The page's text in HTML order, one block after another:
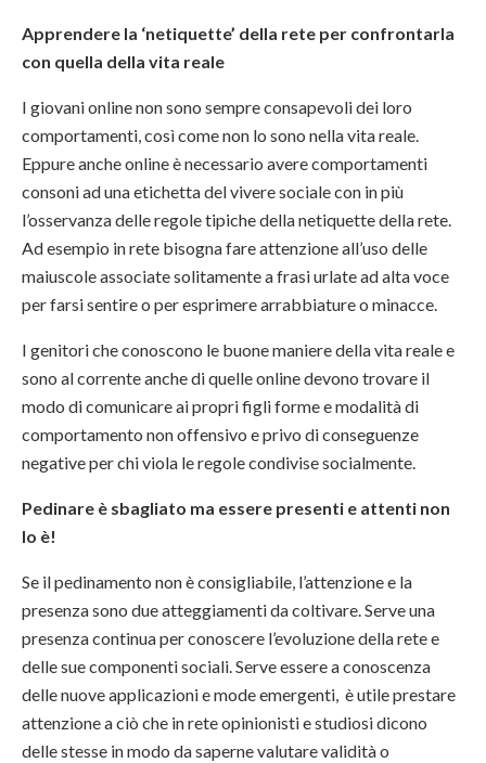
Apprendere la ‘netiquette’ della rete per confrontarla
con quella della vita reale
I giovani online non sono sempre consapevoli dei loro
comportamenti, così come non lo sono nella vita reale.
Eppure anche online è necessario avere comportamenti
consoni ad una etichetta del vivere sociale con in più
l’osservanza delle regole tipiche della netiquette della rete.
Ad esempio in rete bisogna fare attenzione all’uso delle
maiuscole associate solitamente a frasi urlate ad alta voce
per farsi sentire o per esprimere arrabbiature o minacce.
I genitori che conoscono le buone maniere della vita reale e
sono al corrente anche di quelle online devono trovare il
modo di comunicare ai propri figli forme e modalità di
comportamento non offensivo e privo di conseguenze
negative per chi viola le regole condivise socialmente.
Pedinare è sbagliato ma essere presenti e attenti non
lo è!
Se il pedinamento non è consigliabile, l’attenzione e la
presenza sono due atteggiamenti da coltivare. Serve una
presenza continua per conoscere l’evoluzione della rete e
delle sue componenti sociali. Serve essere a conoscenza
delle nuove applicazioni e mode emergenti, è utile prestare
attenzione a ciò che in rete opinionisti e studiosi dicono
delle stesse in modo da saperne valutare validità o